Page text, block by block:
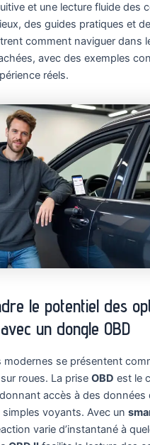
et une lecture fluide des
des guides pratiques et
comment naviguer dans
avec des exemples
réels.
le potentiel des
un dongle OBD
modernes se présentent
roues. La priseOBD est le
accès à des données
simples voyants. Avec un
varie d’instantané à